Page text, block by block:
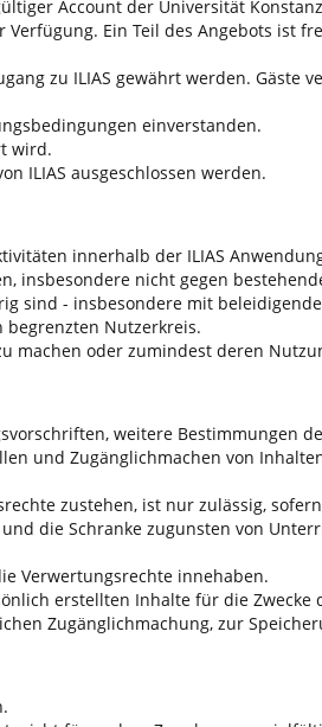
Account der Universität
Ein Teil des Angebots ist
zu ILIAS gewährt werden. Gäste
einverstanden.
wird.
ILIAS ausgeschlossen werden.
innerhalb der ILIAS
insbesondere nicht gegen
sind - insbesondere mit
Nutzerkreis.
machen oder zumindest deren
weitere Bestimmungen
und Zugänglichmachen von
zustehen, ist nur zulässig,
die Schranke zugunsten von
Verwertungsrechte innehaben.
erstellten Inhalte für die Zwecke
Zugänglichmachung, zur